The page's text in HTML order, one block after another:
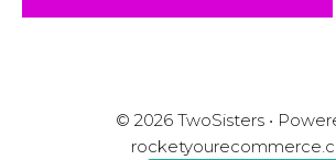
© 2026 TwoSisters •
Artículo añadido al